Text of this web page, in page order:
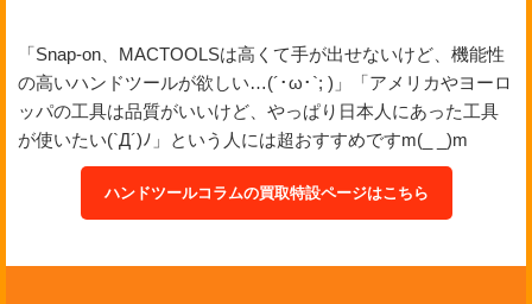
「Snap-on、MACTOOLSは高くて手が出せないけど、機能性
の高いハンドツールが欲しい…(´･ω･`; )」「アメリカやヨーロ
ッパの工具は品質がいいけど、やっぱり日本人にあった工具
が使いたい(`Д´)ﾉ」という人には超おすすめですm(_ _)m
ハンドツールコラムの買取特設ページはこちら